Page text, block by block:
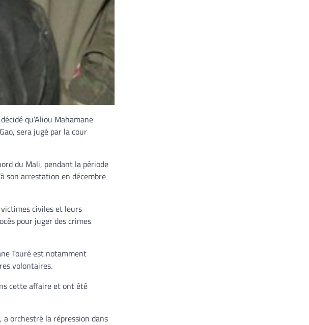
qu’Aliou Mahamane
sera jugé par la cour
du Mali, pendant la période
son arrestation en décembre
civiles et leurs
pour juger des crimes
Touré est notamment
volontaires.
cette affaire et ont été
orchestré la répression dans